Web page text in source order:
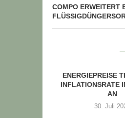
COMPO ERWEITERT
ENERGIEPREISE
INFLATIONSRATE
AN
30. Juli